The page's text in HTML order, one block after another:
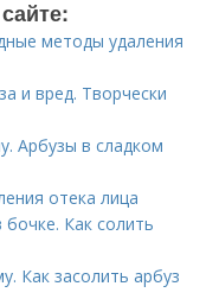
методы удаления
и вред. Творчески
Арбузы в сладком
отека лица
Как солить
Как засолить арбуз